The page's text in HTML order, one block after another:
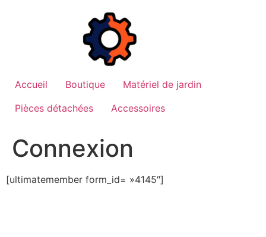
Accueil Boutique
Matériel de jardin
Pièces détachées
Accessoires
Connexion
[ultimatemember form_id= »4145″]